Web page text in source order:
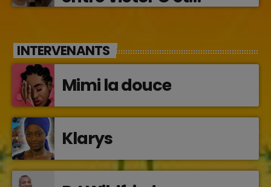
INTERVENANTS
Mimi la douce
Klarys